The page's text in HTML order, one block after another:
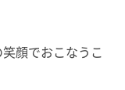
顔でおこなうこ